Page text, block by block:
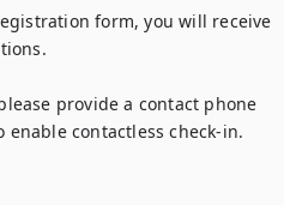
form, you will receive
provide a contact phone
contactless check-in.